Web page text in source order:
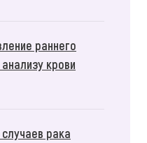
раннего
крови
рака